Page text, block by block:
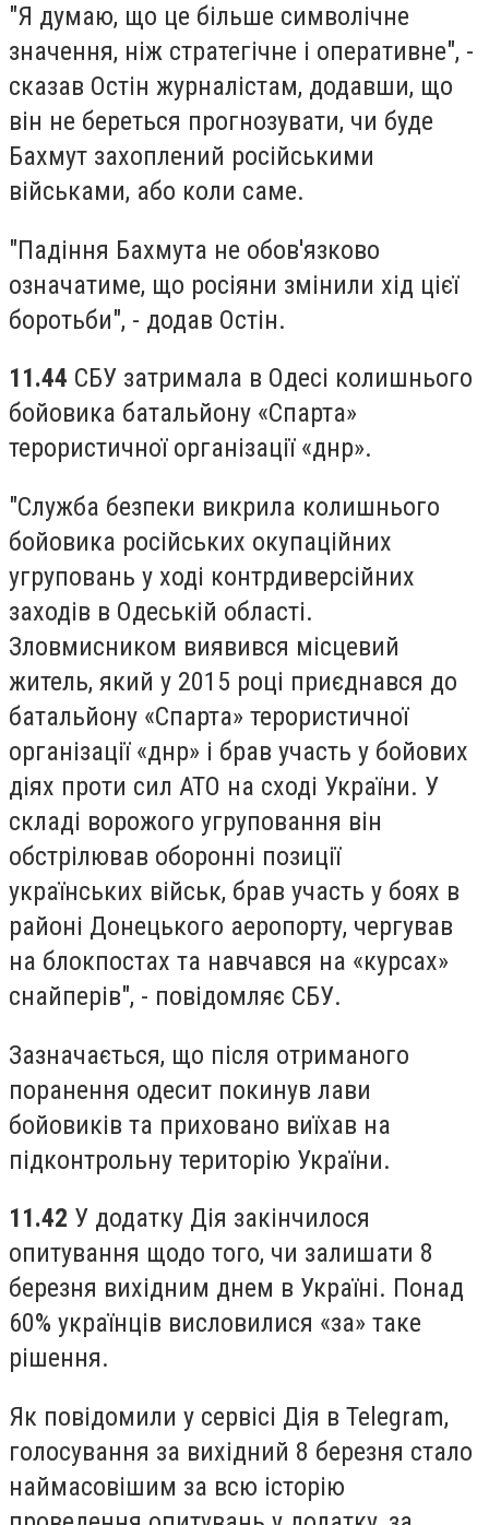
"Я думаю, що це більше символічне
значення, ніж стратегічне і оперативне", -
сказав Остін журналістам, додавши, що
він не береться прогнозувати, чи буде
Бахмут захоплений російськими
військами, або коли саме.
"Падіння Бахмута не обов'язково
означатиме, що росіяни змінили хід цієї
боротьби", - додав Остін.
11.44 СБУ затримала в Одесі колишнього
бойовика батальйону «Спарта»
терористичної організації «днр».
"Служба безпеки викрила колишнього
бойовика російських окупаційних
угруповань у ході контрдиверсійних
заходів в Одеській області.
Зловмисником виявився місцевий
житель, який у 2015 році приєднався до
батальйону «Спарта» терористичної
організації «днр» і брав участь у бойових
діях проти сил АТО на сході України. У
складі ворожого угруповання він
обстрілював оборонні позиції
українських військ, брав участь у боях в
районі Донецького аеропорту, чергував
на блокпостах та навчався на «курсах»
снайперів", - повідомляє СБУ.
Зазначається, що після отриманого
поранення одесит покинув лави
бойовиків та приховано виїхав на
підконтрольну територію України.
11.42 У додатку Дія закінчилося
опитування щодо того, чи залишати 8
березня вихідним днем в Україні. Понад
60% українців висловилися «за» таке
рішення.
Як повідомили у сервісі Дія в Telegram,
голосування за вихідний 8 березня стало
наймасовішим за всю історію